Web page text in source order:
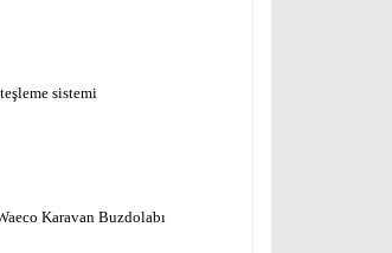
sistemi
Karavan Buzdolabı